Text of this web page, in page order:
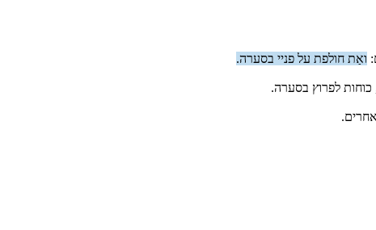
ואַת חולפת על פניי בסערה.
כוחות לפרוץ בסערה.